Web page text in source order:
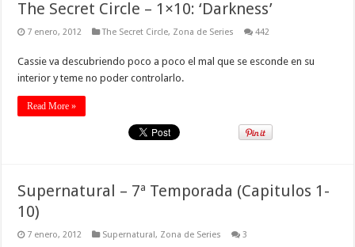
The Secret Circle – 1×10: ‘Darkness’
7 enero, 2012 The Secret Circle, Zona de Series 442
Cassie va descubriendo poco a poco el mal que se esconde en su
interior y teme no poder controlarlo.
Read More »
Supernatural – 7ª Temporada (Capitulos 1-
10)
7 enero, 2012 Supernatural, Zona de Series 3